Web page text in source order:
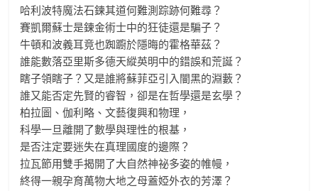
哈利波特魔法石鍊其道何難測踪跡何難尋？
賽凱爾蘇士是鍊金術士中的狂徒還是騙子？
牛頓和波義耳竟也踟躕於隱晦的霍格華茲？
誰能數落亞里斯多德天縱英明中的錯誤和荒誕？
瞎子領瞎子？又是誰將蘇菲亞引入闇黑的淵藪？
誰又能否定先賢的睿智，卻是在哲學還是玄學？
柏拉圖、伽利略、文藝復興和物理，
科學一旦離開了數學與理性的根基，
是否注定要迷失在真理國度的邊際？
拉瓦節用雙手揭開了大自然神祕多姿的帷幔，
終得一親孕育萬物大地之母蓋婭外衣的芳澤？